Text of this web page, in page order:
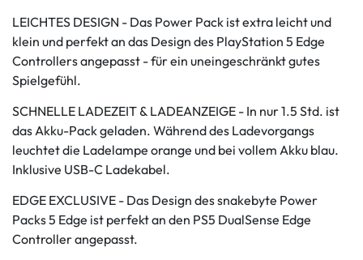
LEICHTES DESIGN - Das Power Pack ist extra leicht und
klein und perfekt an das Design des PlayStation 5 Edge
Controllers angepasst - für ein uneingeschränkt gutes
Spielgefühl.
SCHNELLE LADEZEIT & LADEANZEIGE - In nur 1.5 Std. ist
das Akku-Pack geladen. Während des Ladevorgangs
leuchtet die Ladelampe orange und bei vollem Akku blau.
Inklusive USB-C Ladekabel.
EDGE EXCLUSIVE - Das Design des snakebyte Power
Packs 5 Edge ist perfekt an den PS5 DualSense Edge
Controller angepasst.